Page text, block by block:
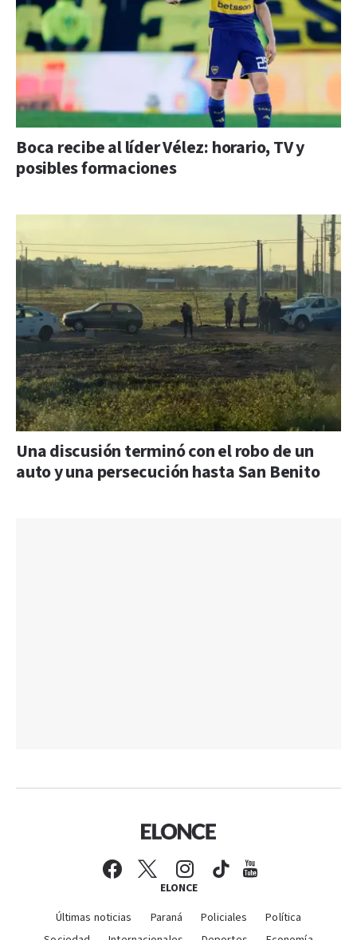
Boca recibe al líder Vélez: horario, TV y
posibles formaciones
Una discusión terminó con el robo de un
auto y una persecución hasta San Benito
ELONCE
Últimas noticias Paraná Policiales
Política